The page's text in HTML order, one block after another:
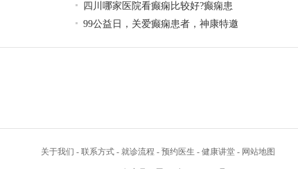
四川哪家医院看癫痫比较好?癫痫患
99公益日，关爱癫痫患者，神康特邀
关于我们 - 联系方式 - 就诊流程 - 预约医生 - 健康讲堂 - 网站地图